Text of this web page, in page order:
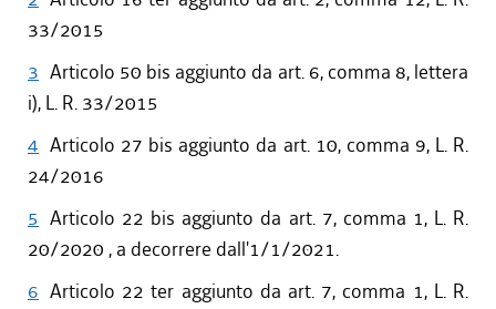
dal 27/04/2017 al 09/08/2017
dal 15/12/2016 al 08/01/2017
dal 13/08/2016 al 14/12/2016
dal 30/06/2016 al 12/08/2016
dal 17/03/2016 al 29/06/2016
dal 13/11/2015 al 12/01/2016
dal 22/10/2015 al 12/11/2015
dal 11/08/2015 al 21/10/2015
33/2015
3 Articolo 50 bis aggiunto da art. 6, comma 8, lettera
i), L. R. 33/2015
4 Articolo 27 bis aggiunto da art. 10, comma 9, L. R.
24/2016
5 Articolo 22 bis aggiunto da art. 7, comma 1, L. R.
20/2020 , a decorrere dall'1/1/2021.
6 Articolo 22 ter aggiunto da art. 7, comma 1, L. R.